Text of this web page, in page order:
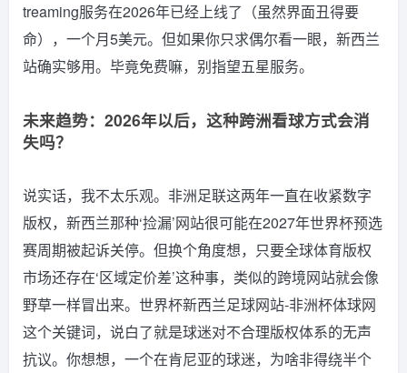
treaming服务在2026年已经上线了（虽然界面丑得要
命），一个月5美元。但如果你只求偶尔看一眼，新西兰
站确实够用。毕竟免费嘛，别指望五星服务。
未来趋势：2026年以后，这种跨洲看球方式会消
失吗？
说实话，我不太乐观。非洲足联这两年一直在收紧数字
版权，新西兰那种‘捡漏’网站很可能在2027年世界杯预选
赛周期被起诉关停。但换个角度想，只要全球体育版权
市场还存在‘区域定价差’这种事，类似的跨境网站就会像
野草一样冒出来。世界杯新西兰足球网站-非洲杯体球网
这个关键词，说白了就是球迷对不合理版权体系的无声
抗议。你想想，一个在肯尼亚的球迷，为啥非得绕半个